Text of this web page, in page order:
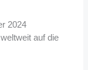
2024
auf die